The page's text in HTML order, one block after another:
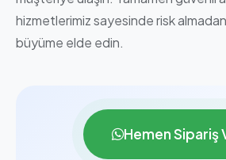
hizmetlerimiz sayesinde risk
büyüme elde edin.
Hemen Sipariş